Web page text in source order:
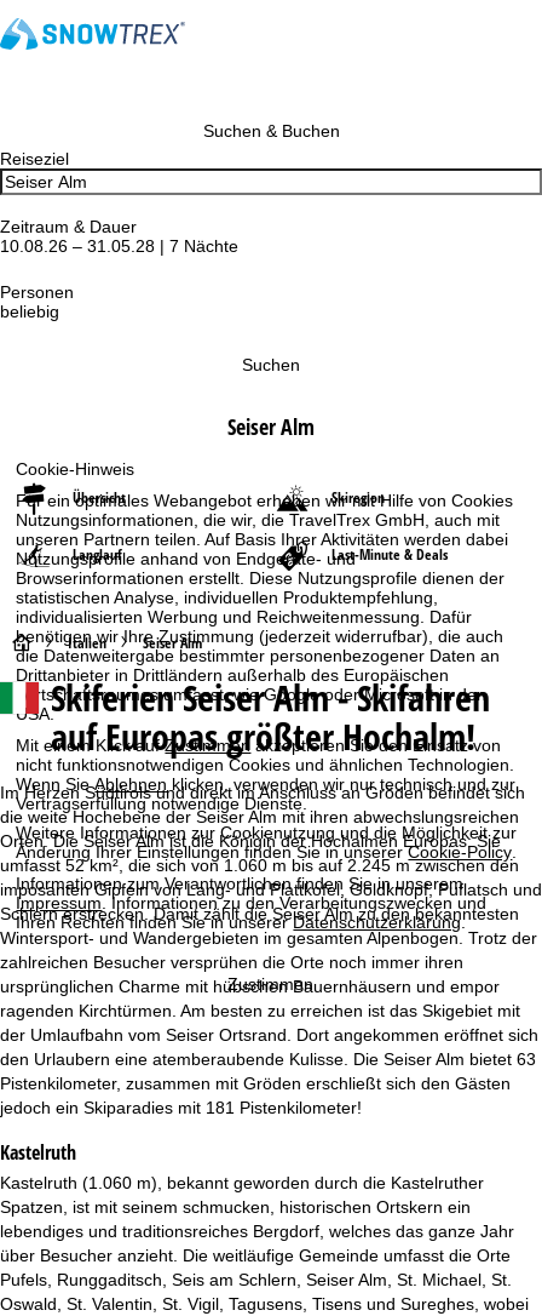
Cookie-Hinweis
Für ein optimales Webangebot erheben wir mit Hilfe von Cookies
Nutzungsinformationen, die wir, die TravelTrex GmbH, auch mit
unseren Partnern teilen. Auf Basis Ihrer Aktivitäten werden dabei
Nutzungsprofile anhand von Endgeräte- und
Browserinformationen erstellt. Diese Nutzungsprofile dienen der
statistischen Analyse, individuellen Produktempfehlung,
individualisierten Werbung und Reichweitenmessung. Dafür
benötigen wir Ihre Zustimmung (jederzeit widerrufbar), die auch
die Datenweitergabe bestimmter personenbezogener Daten an
Drittanbieter in Drittländern außerhalb des Europäischen
Wirtschaftsraumes umfasst, wie Google oder Microsoft in den
USA.
Mit einem Klick aufZustimmen akzeptieren Sie den Einsatz von
nicht funktionsnotwendigen Cookies und ähnlichen Technologien.
Wenn SieAblehnen klicken, verwenden wir nur technisch und zur
Vertragserfüllung notwendige Dienste.
Weitere Informationen zur Cookienutzung und die Möglichkeit zur
Änderung Ihrer Einstellungen finden Sie in unsererCookie-Policy
Informationen zum Verantwortlichen finden Sie in unserem
Impressum . Informationen zu den Verarbeitungszwecken und
Ihren Rechten finden Sie in unsererDatenschutzerklärung.
Zustimmen
Suchen & Buchen
Reiseziel
Zeitraum & Dauer
10.08.26 – 31.05.28 | 7 Nächte
Personen
beliebig
Suchen
Seiser Alm
Übersicht Skiregion
Langlauf Last-Minute & Deals
S
t
a
r
t
s
e
i
t
e
Italien Seiser Alm
Skiferien Seiser Alm - Skifahren
auf Europas größter Hochalm!
Im Herzen Südtirols und direkt im Anschluss an Gröden befindet sich
die weite Hochebene der Seiser Alm mit ihren abwechslungsreichen
Orten. Die Seiser Alm ist die Königin der Hochalmen Europas: Sie
umfasst 52 km², die sich von 1.060 m bis auf 2.245 m zwischen den
imposanten Gipfeln von Lang- und Plattkofel, Goldknopf, Puflatsch und
Schlern erstrecken. Damit zählt die Seiser Alm zu den bekanntesten
Wintersport- und Wandergebieten im gesamten Alpenbogen. Trotz der
zahlreichen Besucher versprühen die Orte noch immer ihren
ursprünglichen Charme mit hübschen Bauernhäusern und empor
ragenden Kirchtürmen. Am besten zu erreichen ist das Skigebiet mit
der Umlaufbahn vom Seiser Ortsrand. Dort angekommen eröffnet sich
den Urlaubern eine atemberaubende Kulisse. Die Seiser Alm bietet 63
Pistenkilometer, zusammen mit Gröden erschließt sich den Gästen
jedoch ein Skiparadies mit 181 Pistenkilometer!
Kastelruth
Kastelruth (1.060 m), bekannt geworden durch die Kastelruther
Spatzen, ist mit seinem schmucken, historischen Ortskern ein
lebendiges und traditionsreiches Bergdorf, welches das ganze Jahr
über Besucher anzieht. Die weitläufige Gemeinde umfasst die Orte
Pufels, Runggaditsch, Seis am Schlern, Seiser Alm, St. Michael, St.
Oswald, St. Valentin, St. Vigil, Tagusens, Tisens und Sureghes, wobei